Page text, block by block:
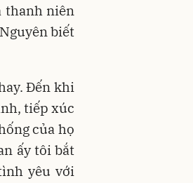
thanh niên
biết
Đến khi
tiếp xúc
của họ
ấy tôi bắt
yêu với